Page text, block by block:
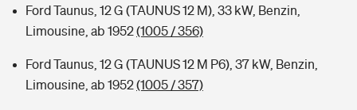
Ford Taunus, 12 G (TAUNUS 12 M), 33 kW, Benzin,
Limousine, ab 1952(1005 / 356)
Ford Taunus, 12 G (TAUNUS 12 M P6), 37 kW, Benzin,
Limousine, ab 1952(1005 / 357)